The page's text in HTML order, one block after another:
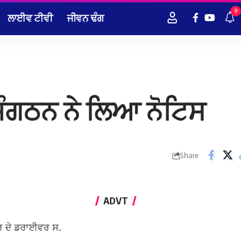
ਲਾਈਵ ਟੀਵੀ ਜੀਵਨ ਢੰਗ 9
ਨੇ ਲਿਆ ਨੋਟਿਸ
Share
ਦੇ ਡਰਾਈਵਰ ਸ.
ADVT